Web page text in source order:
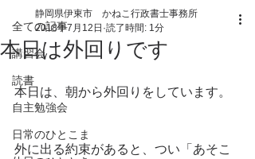
全ての記事
講習会
読書
自主勉強会
日常のひとこま
本日は外回りです
静岡県伊東市 かねこ行政書士事務所
2018年7月12日 読了時間: 1分
本日は、朝から外回りをしています。
外に出る約束があると、つい「あそこ